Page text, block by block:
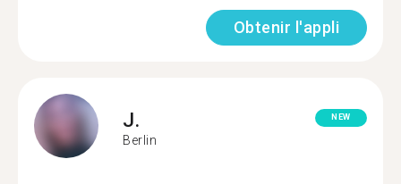
Obtenir l'appli
J.
Berlin
NEW